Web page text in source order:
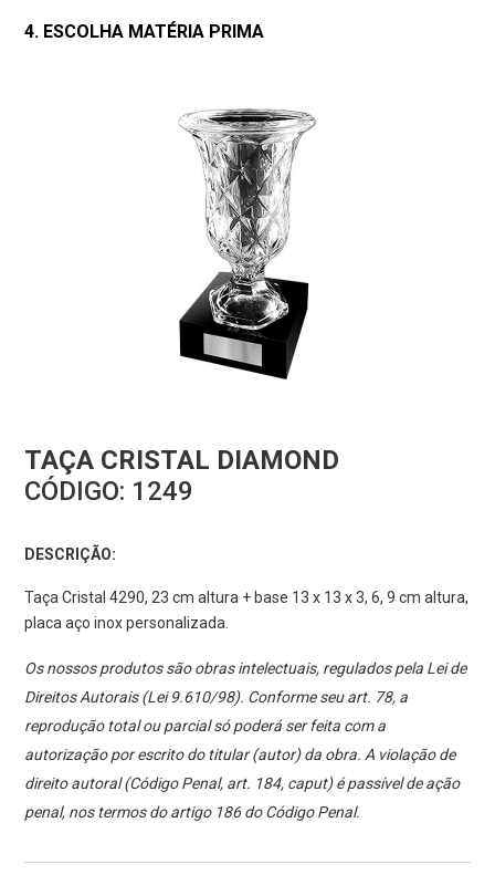
4. ESCOLHA MATÉRIA PRIMA
TAÇA CRISTAL DIAMOND
CÓDIGO: 1249
DESCRIÇÃO:
Taça Cristal 4290, 23 cm altura + base 13 x 13 x 3, 6, 9 cm altura,
placa aço inox personalizada.
Os nossos produtos são obras intelectuais, regulados pela Lei de
Direitos Autorais (Lei 9.610/98). Conforme seu art. 78, a
reprodução total ou parcial só poderá ser feita com a
autorização por escrito do titular (autor) da obra. A violação de
direito autoral (Código Penal, art. 184, caput) é passível de ação
penal, nos termos do artigo 186 do Código Penal.